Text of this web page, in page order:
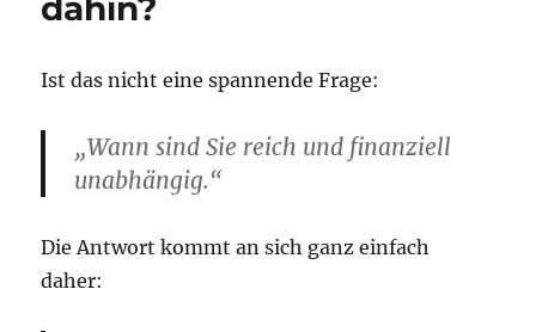
dahin?
Ist das nicht eine spannende Frage:
„Wann sind Sie reich und finanziell
unabhängig.“
Die Antwort kommt an sich ganz einfach
daher: